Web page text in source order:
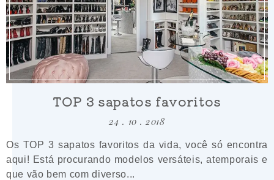
TOP 3 sapatos favoritos
24 . 10 . 2018
Os TOP 3 sapatos favoritos da vida, você só encontra
aqui! Está procurando modelos versáteis, atemporais e
que vão bem com diverso...